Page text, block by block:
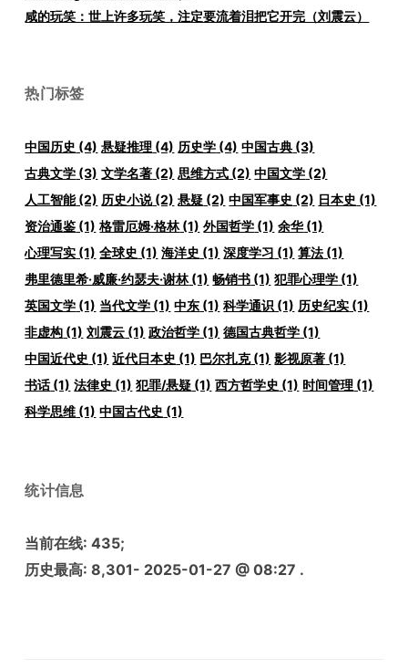
咸的玩笑：世上许多玩笑，注定要流着泪把它开完（刘震云）
热门标签
中国历史 (4) 悬疑推理 (4) 历史学 (4) 中国古典 (3)
古典文学 (3) 文学名著 (2) 思维方式 (2) 中国文学 (2)
人工智能(2) 历史小说(2) 悬疑 (2) 中国军事史 (2) 日本史 (1)
资治通鉴 (1) 格雷厄姆·格林(1) 外国哲学 (1) 余华(1)
心理写实 (1) 全球史 (1) 海洋史 (1) 深度学习 (1) 算法 (1)
弗里德里希·威廉·约瑟夫·谢林(1) 畅销书 (1) 犯罪心理学 (1)
英国文学 (1) 当代文学 (1) 中东 (1) 科学通识 (1) 历史纪实 (1)
非虚构 (1) 刘震云 (1) 政治哲学 (1) 德国古典哲学 (1)
中国近代史 (1) 近代日本史 (1) 巴尔扎克(1) 影视原著 (1)
书话(1) 法律史 (1) 犯罪/悬疑 (1) 西方哲学史 (1) 时间管理 (1)
科学思维 (1) 中国古代史 (1)
统计信息
当前在线:435;
历史最高:8,301- 2025-01-27 @ 08:27 .